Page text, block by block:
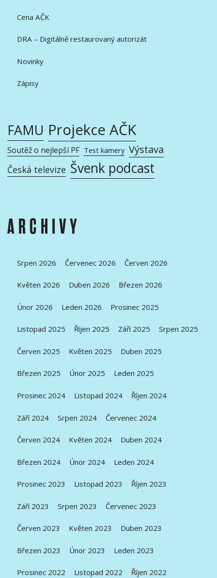
Cena AČK
DRA – Digitálně restaurovaný autorizát
Novinky
Zápisy
FAMU Projekce AČK
Soutěž o nejlepší PF Test kamery Výstava
Česká televize Švenk podcast
ARCHIVY
Srpen 2026 Červenec 2026 Červen 2026
Květen 2026 Duben 2026 Březen 2026
Únor 2026 Leden 2026 Prosinec 2025
Listopad 2025 Říjen 2025 Září 2025 Srpen 2025
Červen 2025 Květen 2025 Duben 2025
Březen 2025 Únor 2025 Leden 2025
Prosinec 2024 Listopad 2024 Říjen 2024
Září 2024 Srpen 2024 Červenec 2024
Červen 2024 Květen 2024 Duben 2024
Březen 2024 Únor 2024 Leden 2024
Prosinec 2023 Listopad 2023 Říjen 2023
Září 2023 Srpen 2023 Červenec 2023
Červen 2023 Květen 2023 Duben 2023
Březen 2023 Únor 2023 Leden 2023
Prosinec 2022 Listopad 2022 Říjen 2022